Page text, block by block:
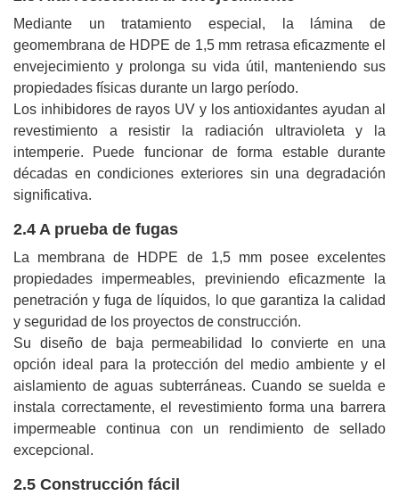
Mediante un tratamiento especial, la lámina de
geomembrana de HDPE de 1,5 mm retrasa eficazmente el
envejecimiento y prolonga su vida útil, manteniendo sus
propiedades físicas durante un largo período.
Los inhibidores de rayos UV y los antioxidantes ayudan al
revestimiento a resistir la radiación ultravioleta y la
intemperie. Puede funcionar de forma estable durante
décadas en condiciones exteriores sin una degradación
significativa.
2.4 A prueba de fugas
La membrana de HDPE de 1,5 mm posee excelentes
propiedades impermeables, previniendo eficazmente la
penetración y fuga de líquidos, lo que garantiza la calidad
y seguridad de los proyectos de construcción.
Su diseño de baja permeabilidad lo convierte en una
opción ideal para la protección del medio ambiente y el
aislamiento de aguas subterráneas. Cuando se suelda e
instala correctamente, el revestimiento forma una barrera
impermeable continua con un rendimiento de sellado
excepcional.
2.5 Construcción fácil